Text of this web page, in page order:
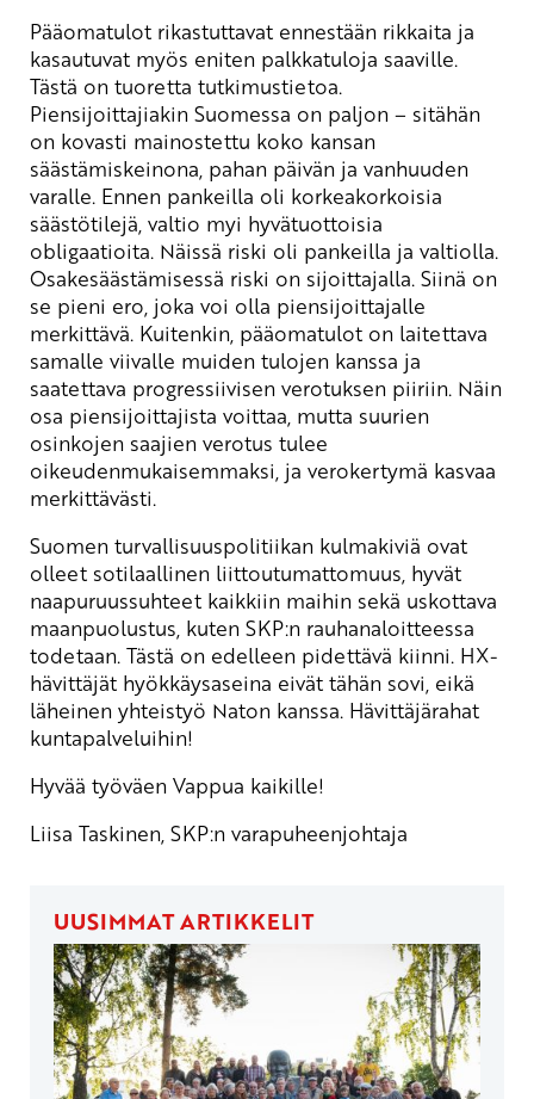
Pääomatulot rikastuttavat ennestään rikkaita ja
kasautuvat myös eniten palkkatuloja saaville.
Tästä on tuoretta tutkimustietoa.
Piensijoittajiakin Suomessa on paljon – sitähän
on kovasti mainostettu koko kansan
säästämiskeinona, pahan päivän ja vanhuuden
varalle. Ennen pankeilla oli korkeakorkoisia
säästötilejä, valtio myi hyvätuottoisia
obligaatioita. Näissä riski oli pankeilla ja valtiolla.
Osakesäästämisessä riski on sijoittajalla. Siinä on
se pieni ero, joka voi olla piensijoittajalle
merkittävä. Kuitenkin, pääomatulot on laitettava
samalle viivalle muiden tulojen kanssa ja
saatettava progressiivisen verotuksen piiriin. Näin
osa piensijoittajista voittaa, mutta suurien
osinkojen saajien verotus tulee
oikeudenmukaisemmaksi, ja verokertymä kasvaa
merkittävästi.
Suomen turvallisuuspolitiikan kulmakiviä ovat
olleet sotilaallinen liittoutumattomuus, hyvät
naapuruussuhteet kaikkiin maihin sekä uskottava
maanpuolustus, kuten SKP:n rauhanaloitteessa
todetaan. Tästä on edelleen pidettävä kiinni. HX-
hävittäjät hyökkäysaseina eivät tähän sovi, eikä
läheinen yhteistyö Naton kanssa. Hävittäjärahat
kuntapalveluihin!
Hyvää työväen Vappua kaikille!
Liisa Taskinen, SKP:n varapuheenjohtaja
UUSIMMAT ARTIKKELIT